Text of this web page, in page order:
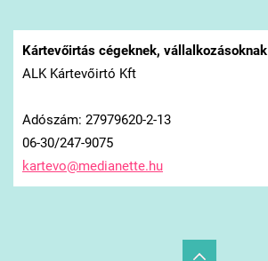
Kártevőirtás cégeknek, vállalkozásoknak
ALK Kártevőirtó Kft
Adószám: 27979620-2-13
06-30/247-9075
kartevo@medianette.hu